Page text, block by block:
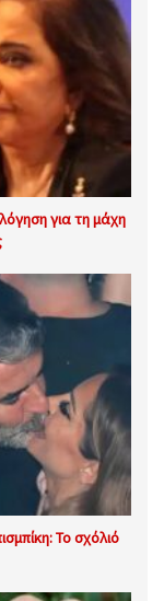
για τη μάχη
Το σχόλιό